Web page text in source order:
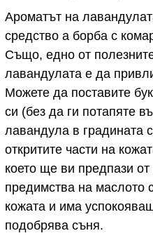
Ароматът на
средство а борба с
Също, едно от
лавандулата е да
Можете да поставите
си (без да ги потапяте
лавандула в градината
откритите части на
което ще ви предпази
предимства на маслото
кожата и има
подобрява съня.